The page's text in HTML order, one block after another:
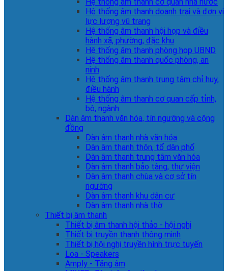
Hệ thống âm thanh doanh trại và đơn vị
lực lượng vũ trang
Hệ thống âm thanh hội họp và điều
hành xã, phường, đặc khu
Hệ thống âm thanh phòng họp UBND
Hệ thống âm thanh quốc phòng, an
ninh
Hệ thống âm thanh trung tâm chỉ huy,
điều hành
Hệ thống âm thanh cơ quan cấp tỉnh,
bộ, ngành
Dàn âm thanh văn hóa, tín ngưỡng và cộng
đồng
Dàn âm thanh nhà văn hóa
Dàn âm thanh thôn, tổ dân phố
Dàn âm thanh trung tâm văn hóa
Dàn âm thanh bảo tàng, thư viện
Dàn âm thanh chùa và cơ sở tín
ngưỡng
Dàn âm thanh khu dân cư
Dàn âm thanh nhà thờ
Thiết bị âm thanh
Thiết bị âm thanh hội thảo - hội nghị
Thiết bị truyền thanh thông minh
Thiết bị hội nghị truyền hình trực tuyến
Loa - Speakers
Amply - Tăng âm